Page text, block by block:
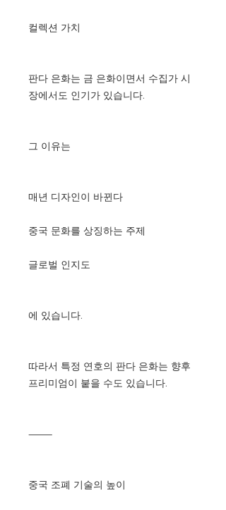
컬렉션 가치
판다 은화는 금 은화이면서 수집가 시
장에서도 인기가 있습니다.
그 이유는
매년 디자인이 바뀐다
중국 문화를 상징하는 주제
글로벌 인지도
에 있습니다.
따라서 특정 연호의 판다 은화는 향후
프리미엄이 붙을 수도 있습니다.
⸻
중국 조폐 기술의 높이